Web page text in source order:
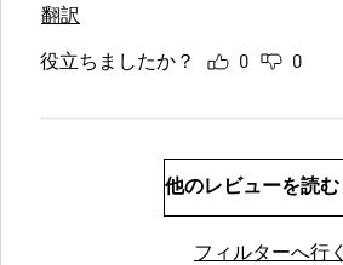
翻訳
役立ちましたか？ 0 0
他のレビューを読む
フィルターへ行く